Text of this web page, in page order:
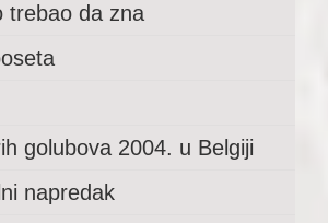
trebao da zna
golubova 2004. u Belgiji
napredak